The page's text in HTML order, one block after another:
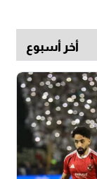
أخر أسبوع